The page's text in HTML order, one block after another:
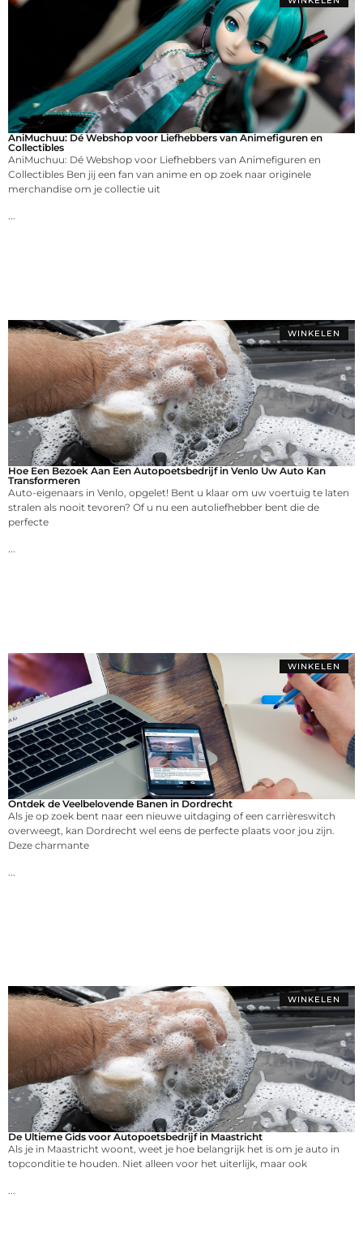
AniMuchuu: Dé Webshop voor Liefhebbers van Animefiguren en
Collectibles
AniMuchuu: Dé Webshop voor Liefhebbers van Animefiguren en
Collectibles Ben jij een fan van anime en op zoek naar originele
merchandise om je collectie uit
WINKELEN
Hoe Een Bezoek Aan Een Autopoetsbedrijf in Venlo Uw Auto Kan
Transformeren
Auto-eigenaars in Venlo, opgelet! Bent u klaar om uw voertuig te laten
stralen als nooit tevoren? Of u nu een autoliefhebber bent die de
perfecte
WINKELEN
Ontdek de Veelbelovende Banen in Dordrecht
Als je op zoek bent naar een nieuwe uitdaging of een carrièreswitch
overweegt, kan Dordrecht wel eens de perfecte plaats voor jou zijn.
Deze charmante
WINKELEN
De Ultieme Gids voor Autopoetsbedrijf in Maastricht
Als je in Maastricht woont, weet je hoe belangrijk het is om je auto in
topconditie te houden. Niet alleen voor het uiterlijk, maar ook